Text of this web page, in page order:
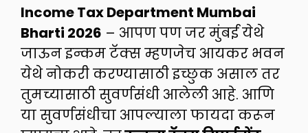
Income Tax Department Mumbai
Bharti 2026 – आपण पण जर मुंबई येथे
जाऊन इन्कम टॅक्स म्हणजेच आयकर भवन
येथे नोकरी करण्यासाठी इच्छुक असाल तर
तुमच्यासाठी सुवर्णसंधी आलेली आहे. आणि
या सुवर्णसंधीचा आपल्याला फायदा करून